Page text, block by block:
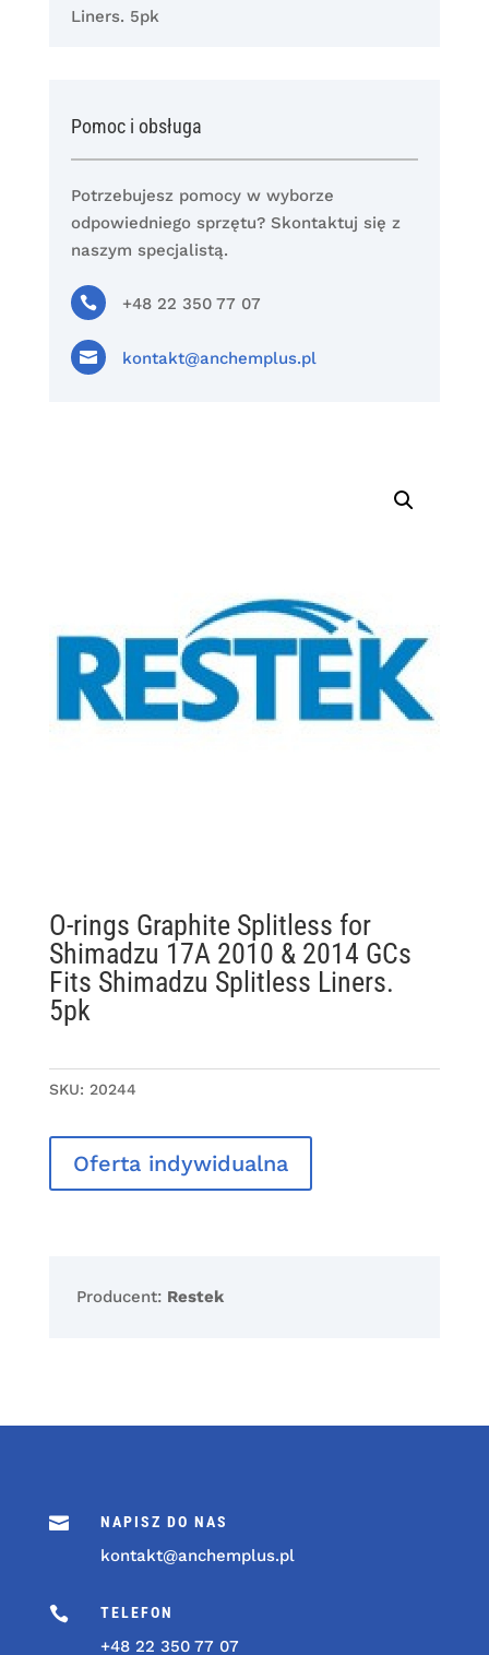
Liners. 5pk
Pomoc i obsługa
Potrzebujesz pomocy w wyborze
odpowiedniego sprzętu? Skontaktuj się z
naszym specjalistą.
 +48 22 350 77 07
 kontakt@anchemplus.pl
O-rings Graphite Splitless for
Shimadzu 17A 2010 & 2014 GCs
Fits Shimadzu Splitless Liners.
5pk
SKU: 20244
Oferta indywidualna
Producent: Restek
 NAPISZ DO NAS
kontakt@anchemplus.pl
 TELEFON
+48 22 350 77 07